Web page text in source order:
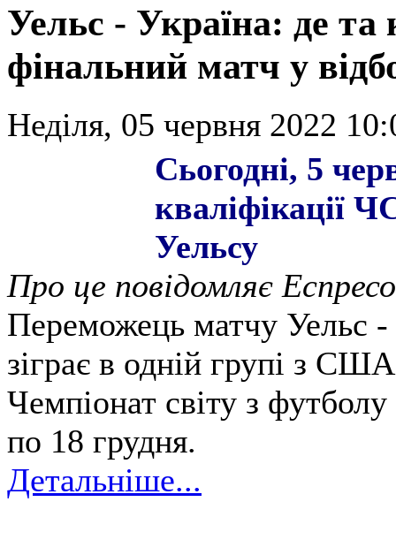
Уельс - Україна: де та
фінальний матч у
Неділя, 05 червня 2022
Сьогодні, 5
кваліфікації
Уельсу
Про це повідомляє
Переможець матчу Уельс
зіграє в одній групі з
Чемпіонат світу з
по 18 грудня.
Детальніше...